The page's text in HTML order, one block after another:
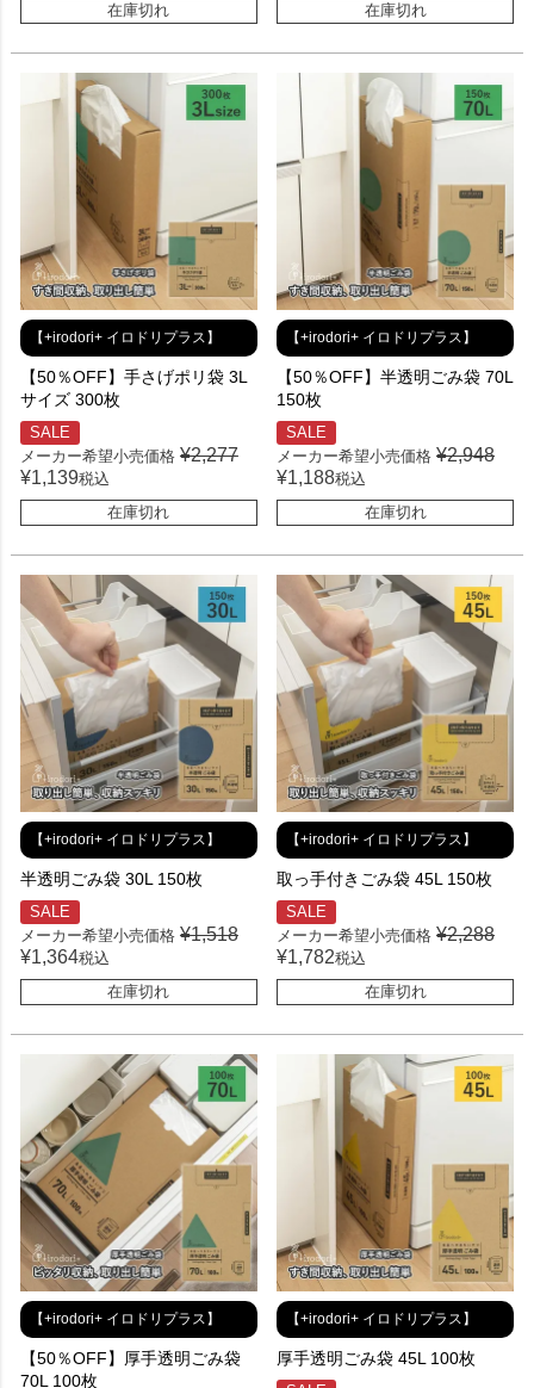
在庫切れ
在庫切れ
【+irodori+ イロドリプラス】
【50％OFF】手さげポリ袋 3L
サイズ 300枚
SALE
メーカー希望小売価格 ¥2,277
¥1,139税込
在庫切れ
【+irodori+ イロドリプラス】
【50％OFF】半透明ごみ袋 70L
150枚
SALE
メーカー希望小売価格 ¥2,948
¥1,188税込
在庫切れ
【+irodori+ イロドリプラス】
半透明ごみ袋 30L 150枚
SALE
メーカー希望小売価格 ¥1,518
¥1,364税込
在庫切れ
【+irodori+ イロドリプラス】
取っ手付きごみ袋 45L 150枚
SALE
メーカー希望小売価格 ¥2,288
¥1,782税込
在庫切れ
【+irodori+ イロドリプラス】
【50％OFF】厚手透明ごみ袋
70L 100枚
【+irodori+ イロドリプラス】
厚手透明ごみ袋 45L 100枚